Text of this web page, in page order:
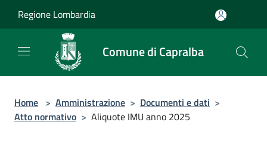
Regione Lombardia
Comune di Capralba
Home > Amministrazione > Documenti e dati >
Atto normativo > Aliquote IMU anno 2025